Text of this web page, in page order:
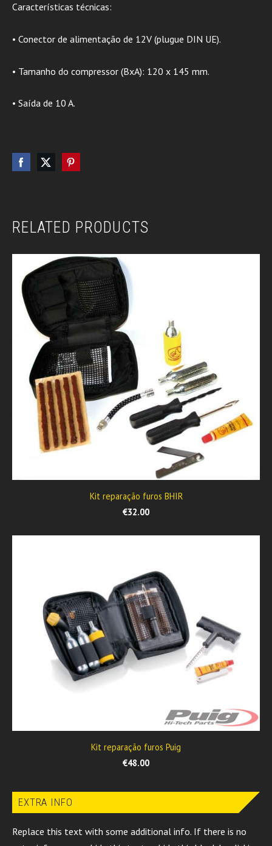
EXTRA INFO
Replace this text with some additional info. If there is no
Características técnicas:
• Conector de alimentação de 12V (plugue DIN UE).
• Tamanho do compressor (BxA): 120 x 145 mm.
• Saída de 10 A.
RELATED PRODUCTS
Kit reparação furos BHIR
€32.00
Kit reparação furos Puig
€48.00